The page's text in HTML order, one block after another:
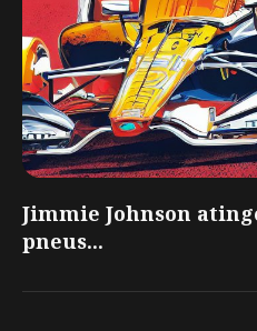
Jimmie Johnson
pneus...